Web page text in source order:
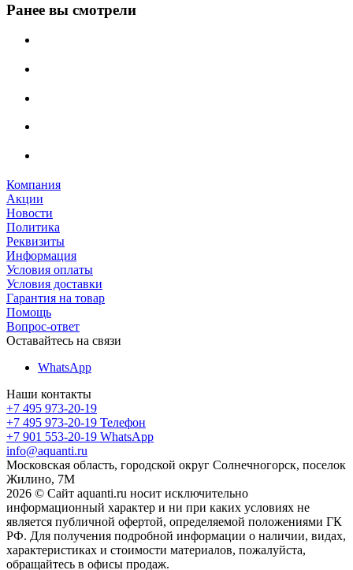
Ранее вы смотрели
Компания
Акции
Новости
Политика
Реквизиты
Информация
Условия оплаты
Условия доставки
Гарантия на товар
Помощь
Вопрос-ответ
Оставайтесь на связи
WhatsApp
Наши контакты
+7 495 973-20-19
+7 495 973-20-19 Телефон
+7 901 553-20-19 WhatsApp
info@aquanti.ru
Московская область, городской округ Солнечногорск, поселок
Жилино, 7М
2026 © Сайт aquanti.ru носит исключительно
информационный характер и ни при каких условиях не
является публичной офертой, определяемой положениями ГК
РФ. Для получения подробной информации о наличии, видах,
характеристиках и стоимости материалов, пожалуйста,
обращайтесь в офисы продаж.